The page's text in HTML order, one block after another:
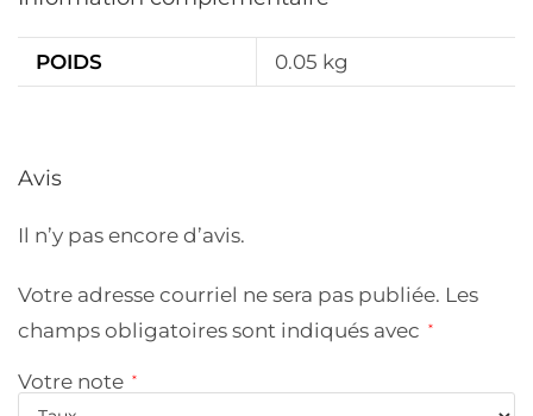
POIDS 0.05 kg
Avis
Il n’y pas encore d’avis.
Votre adresse courriel ne sera pas publiée. Les
champs obligatoires sont indiqués avec
*
Votre note *